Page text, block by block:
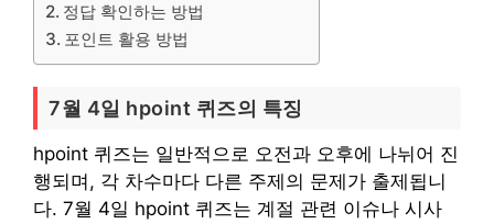
정답 확인하는 방법
포인트 활용 방법
7월 4일 hpoint 퀴즈의 특징
hpoint 퀴즈는 일반적으로 오전과 오후에 나뉘어 진
행되며, 각 차수마다 다른 주제의 문제가 출제됩니
다. 7월 4일 hpoint 퀴즈는 계절 관련 이슈나 시사